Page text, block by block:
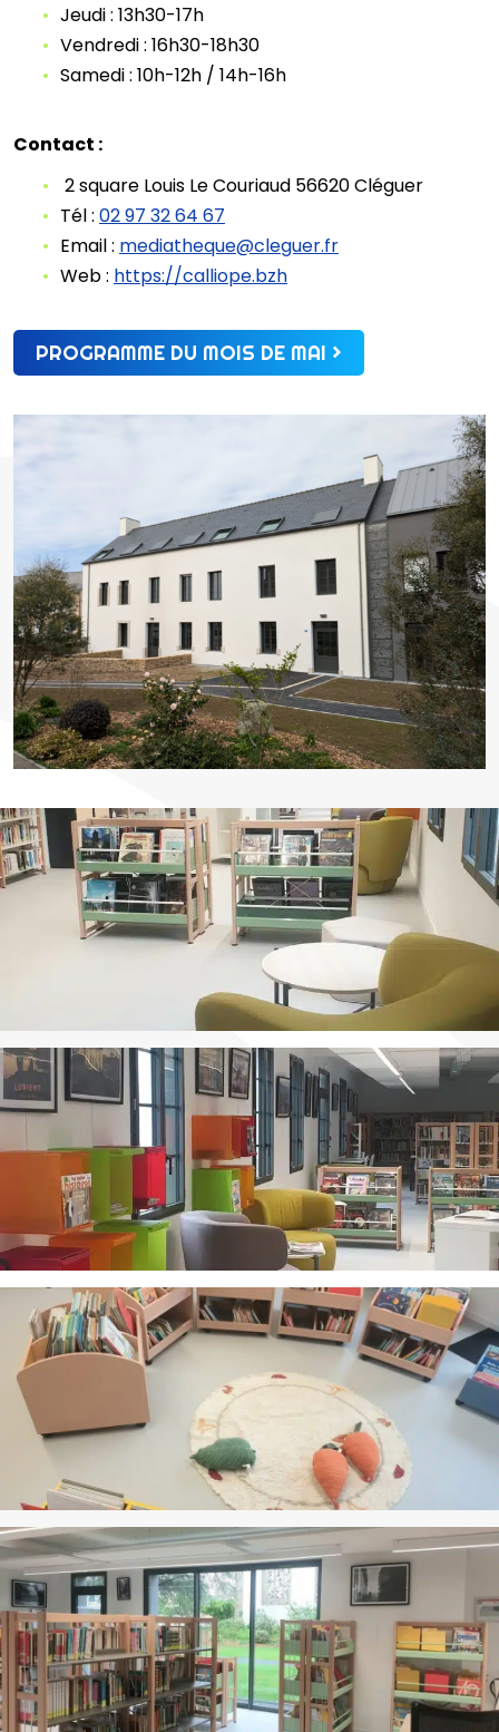
Jeudi : 13h30-17h
Vendredi : 16h30-18h30
Samedi : 10h-12h / 14h-16h
Contact :
2 square Louis Le Couriaud 56620 Cléguer
Tél : 02 97 32 64 67
Email : mediatheque@cleguer.fr
Web : https://calliope.bzh
PROGRAMME DU MOIS DE MAI